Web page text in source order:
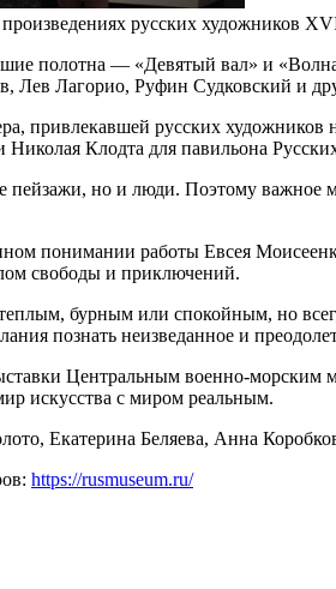
русских художников
полотна — «Девятый вал» и
Лев Лагорио, Руфин Судковский и
привлекавшей русских
Клодта для павильона
пейзажи, но и люди. Поэтому
понимании работы Евсея
свободы и приключений.
бурным или спокойным, но
познать неизведанное и
Центральным военно-
искусства с миром реальным.
Екатерина Беляева, Анна
https://rusmuseum.ru/